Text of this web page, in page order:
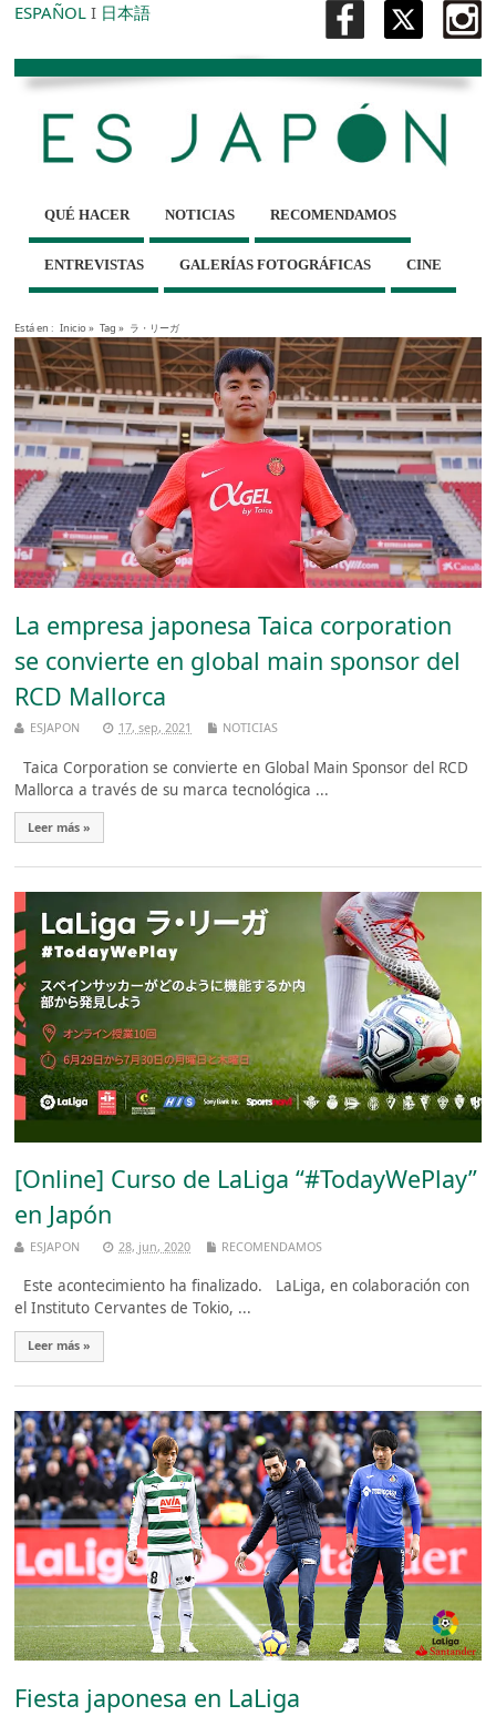
ESPAÑOL I 日本語
QUÉ HACER NOTICIAS RECOMENDAMOS
ENTREVISTAS GALERÍAS FOTOGRÁFICAS CINE
Está en : Inicio» Tag » ラ・リーガ
La empresa japonesa Taica corporation
se convierte en global main sponsor del
RCD Mallorca
ESJAPON 17, sep, 2021 NOTICIAS
Taica Corporation se convierte en Global Main Sponsor del RCD
Mallorca a través de su marca tecnológica ...
Leer más »
[Online] Curso de LaLiga “#TodayWePlay”
en Japón
ESJAPON 28, jun, 2020 RECOMENDAMOS
Este acontecimiento ha finalizado. LaLiga, en colaboración con
el Instituto Cervantes de Tokio, ...
Leer más »
Fiesta japonesa en LaLiga